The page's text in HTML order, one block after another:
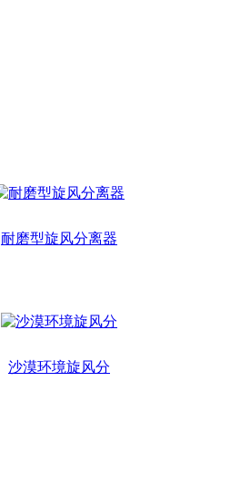
耐磨型旋风分离器
沙漠环境旋风分